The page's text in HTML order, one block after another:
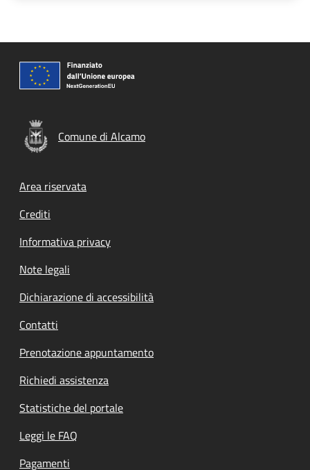
Comune di Alcamo
Footer menu
Area riservata
Crediti
Informativa privacy
Note legali
Dichiarazione di accessibilità
Contatti
Prenotazione appuntamento
Richiedi assistenza
Statistiche del portale
Leggi le FAQ
Pagamenti